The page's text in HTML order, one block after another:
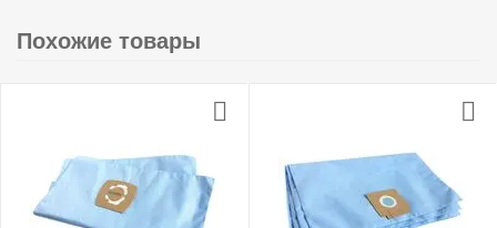
Похожие товары